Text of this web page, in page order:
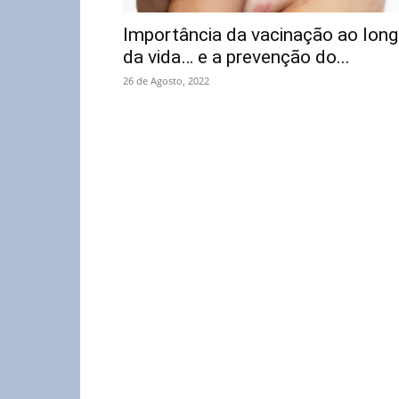
Importância da vacinação ao
da vida… e a prevenção do...
26 de Agosto, 2022